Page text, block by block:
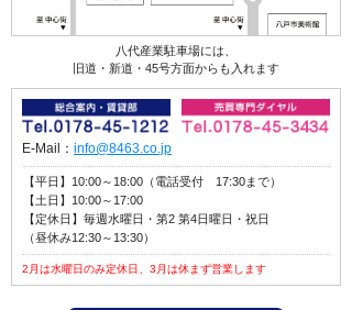
八代産業駐車場には、
旧道・新道・45号方面からも入れます
E-Mail： info@8463.co.jp
【平日】10:00～18:00（電話受付 17:30まで）
【土日】10:00～17:00
【定休日】毎週水曜日・第2 第4日曜日・祝日
（昼休み12:30～13:30）
2月は水曜日のみ定休日、3月は休まず営業します